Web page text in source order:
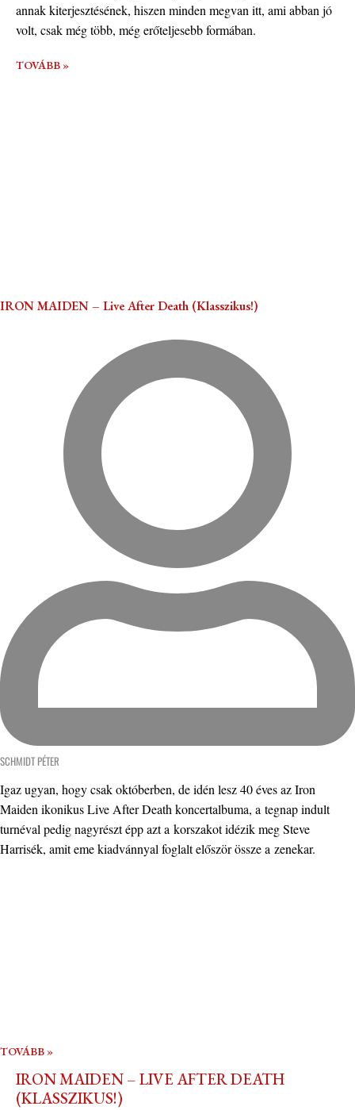
annak kiterjesztésének, hiszen minden megvan itt, ami abban jó
volt, csak még több, még erőteljesebb formában.
TOVÁBB »
IRON MAIDEN – Live After Death (Klasszikus!)
SCHMIDT PÉTER
Igaz ugyan, hogy csak októberben, de idén lesz 40 éves az Iron
Maiden ikonikus Live After Death koncertalbuma, a tegnap indult
turnéval pedig nagyrészt épp azt a korszakot idézik meg Steve
Harrisék, amit eme kiadvánnyal foglalt először össze a zenekar.
TOVÁBB »
IRON MAIDEN – LIVE AFTER DEATH
(KLASSZIKUS!)